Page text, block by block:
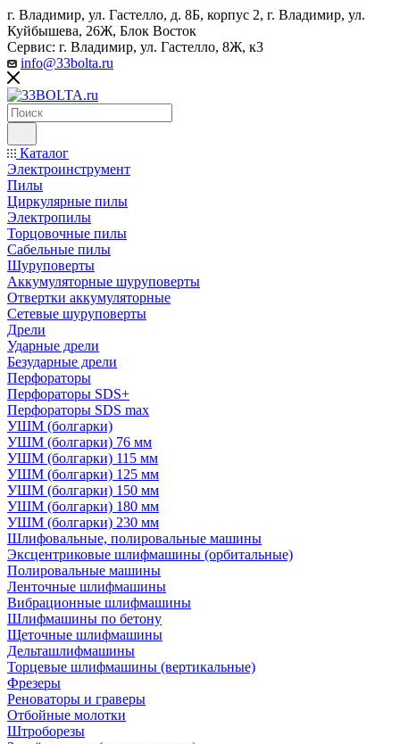
г. Владимир, ул. Гастелло, д. 8Б, корпус 2, г. Владимир, ул. ​
Куйбышева, 26Ж, Блок Восток
Сервис: г. Владимир, ул. Гастелло, 8Ж, к3
info@33bolta.ru
Каталог
Электроинструмент
Пилы
Циркулярные пилы
Электропилы
Торцовочные пилы
Сабельные пилы
Шуруповерты
Аккумуляторные шуруповерты
Отвертки аккумуляторные
Сетевые шуруповерты
Дрели
Ударные дрели
Безударные дрели
Перфораторы
Перфораторы SDS+
Перфораторы SDS max
УШМ (болгарки)
УШМ (болгарки) 76 мм
УШМ (болгарки) 115 мм
УШМ (болгарки) 125 мм
УШМ (болгарки) 150 мм
УШМ (болгарки) 180 мм
УШМ (болгарки) 230 мм
Шлифовальные, полировальные машины
Эксцентриковые шлифмашины (орбитальные)
Полировальные машины
Ленточные шлифмашины
Вибрационные шлифмашины
Шлифмашины по бетону
Щеточные шлифмашины
Дельташлифмашины
Торцевые шлифмашины (вертикальные)
Фрезеры
Реноваторы и граверы
Отбойные молотки
Штроборезы